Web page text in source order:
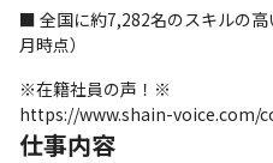
■ 全国に約7,282名のスキルの
月時点）
※在籍社員の声！※
https://www.shain-voice.com/
仕事内容